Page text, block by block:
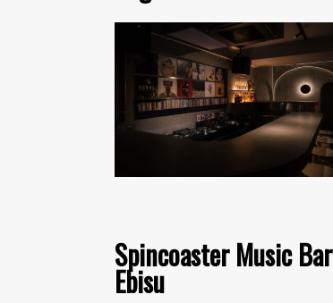
Spincoaster Music Bar
Ebisu